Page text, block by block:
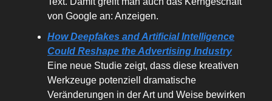
von Google an: Anzeigen.
How Deepfakes and Artificial Intelligence
Could Reshape the Advertising Industry
Eine neue Studie zeigt, dass diese kreativen
Werkzeuge potenziell dramatische
Veränderungen in der Art und Weise bewirken